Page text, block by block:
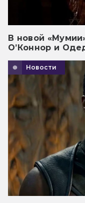
В новой
О’Коннор и
Новости